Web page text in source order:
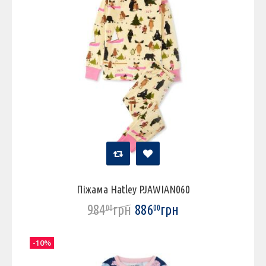
Піжама Hatley PJAWIAN060
98400грн 88600грн
-10%